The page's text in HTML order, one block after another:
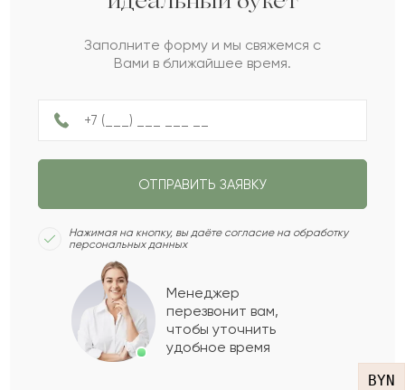
BYN
до 300 Br
СЛЕДУЮЩИЙ ВОПРОС
СЛЕДУЮЩИЙ ВОПРОС
:
НАЗАД
Заполните форму и мы свяжемся с
Вами в ближайшее время.
ОТПРАВИТЬ ЗАЯВКУ
Нажимая на кнопку, вы даёте согласие на обработку
персональных данных
Менеджер
перезвонит вам,
чтобы уточнить
удобное время